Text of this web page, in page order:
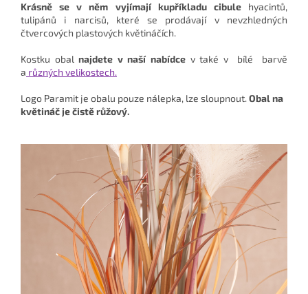
Krásně se v něm vyjímají kupříkladu cibulehyacintů,
tulipánů i narcisů, které se prodávají v nevzhledných
čtvercových plastových květináčích.
Kostku obalnajdete v naší nabídcev také v bílé barvě
a různých velikostech.
Logo Paramit je obalu pouze nálepka, lze sloupnout. Obal na
květináč je čistě růžový.